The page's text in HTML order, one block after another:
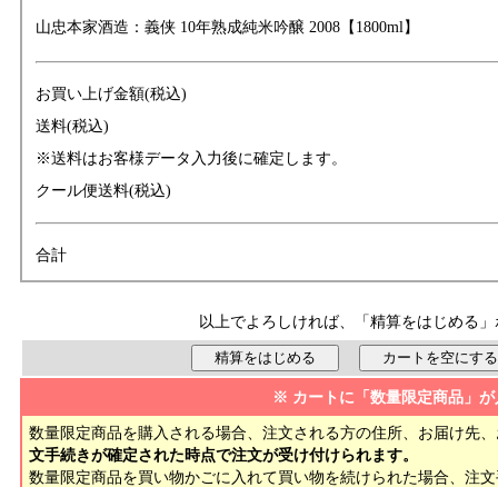
山忠本家酒造：義侠 10年熟成純米吟醸 2008【1800ml】
お買い上げ金額(税込)
送料(税込)
※送料はお客様データ入力後に確定します。
クール便送料(税込)
合計
以上でよろしければ、「精算をはじめる
※ カートに「数量限定商品」
数量限定商品を購入される場合、注文される方の住所、お届け先
文手続きが確定された時点で注文が受け付けられます。
数量限定商品を買い物かごに入れて買い物を続けられた場合、注